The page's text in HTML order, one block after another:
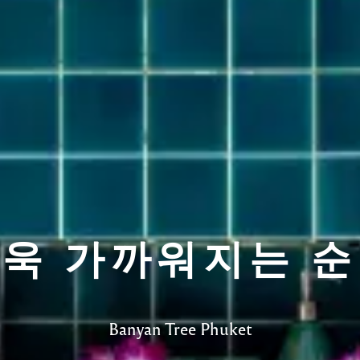
가까워지는
Banyan Tree Phuket